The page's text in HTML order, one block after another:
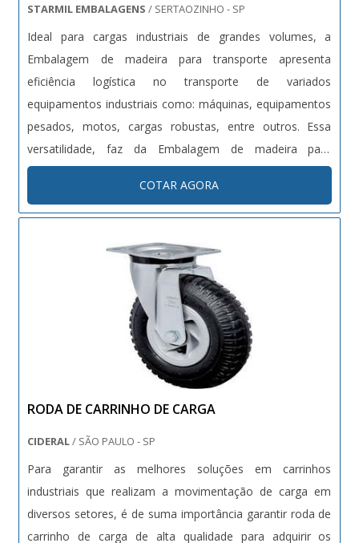
STARMIL EMBALAGENS / SERTAOZINHO - SP
Ideal para cargas industriais de grandes volumes, a
Embalagem de madeira para transporte apresenta
eficiência logística no transporte de variados
equipamentos industriais como: máquinas, equipamentos
pesados, motos, cargas robustas, entre outros. Essa
versatilidade, faz da Embalagem de madeira para
transporte importante também em processos de
exportação. A madeira é uma matéria-prima bastante
utilizada para armazenagem de materiais e, atuando no....
COTAR AGORA
RODA DE CARRINHO DE CARGA
CIDERAL/ SÃO PAULO - SP
Para garantir as melhores soluções em carrinhos
industriais que realizam a movimentação de carga em
diversos setores, é de suma importância garantir roda de
carrinho de carga de alta qualidade para adquirir os